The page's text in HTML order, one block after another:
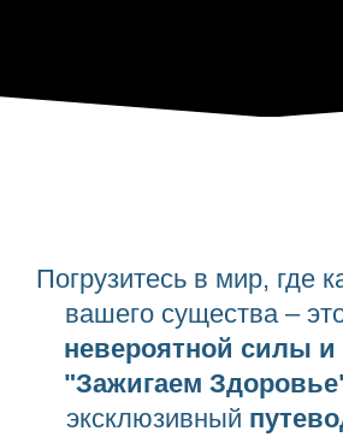
Погрузитесь в мир, где
вашего существа –
невероятной силы и
"Зажигаем
эксклюзивный